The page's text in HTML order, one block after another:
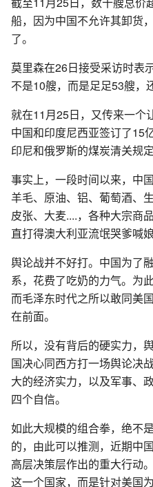
船，因为中国不允许其卸货
了。
莫里森在26日接受采访时表
不是10艘，而是足足53艘，
就在11月25日，又传来一个
中国和印度尼西亚签订了15
印尼和俄罗斯的煤炭清关规定
事实上，一段时间以来，中
羊毛、原油、铝、葡萄酒、
皮张、大麦....，各种大宗商
直打得澳大利亚流氓哭爹喊娘
舆论战并不好打。中国为了
系，花费了吃奶的力气。为
而毛泽东时代之所以敢同美
在前面。
所以，没有背后的硬实力，
国决心同西方打一场舆论决
大的经济实力，以及军事、
四个自信。
如此大规模的组合拳，绝不
的，由此可以推测，近期中
高层决策层作出的重大行动
这一个国家，而是针对美国